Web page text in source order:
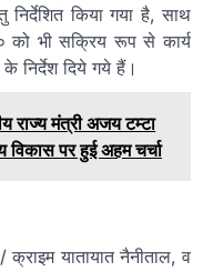
किया गया है, साथ
को भी सक्रिय रूप से कार्य
निर्देश दिये गये हैं।
राज्य मंत्री अजय टम्टा
पर हुई अहम चर्चा
क्राइम यातायात नैनीताल, व